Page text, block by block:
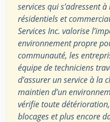
services qui s’adressent
résidentiels et
Services Inc. valorise
environnement propre
communauté, les
équipe de techniciens
d’assurer un service à la
maintien d’un
vérifie toute
blocages et plus encore